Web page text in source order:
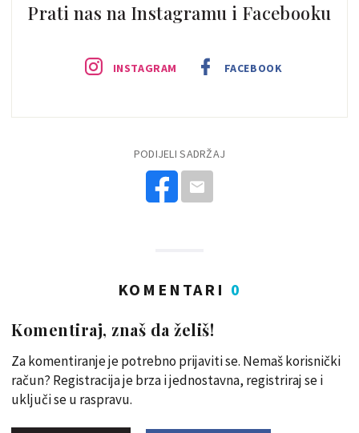
Prati nas na Instagramu i Facebooku
INSTAGRAM FACEBOOK
PODIJELI SADRŽAJ
KOMENTARI 0
Komentiraj, znaš da želiš!
Za komentiranje je potrebno prijaviti se. Nemaš korisnički
račun? Registracija je brza i jednostavna, registriraj se i
uključi se u raspravu.